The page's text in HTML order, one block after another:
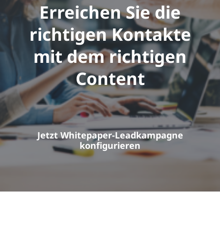
Erreichen Sie die
richtigen Kontakte
mit dem richtigen
Content
Jetzt Whitepaper-Leadkampagne
konfigurieren